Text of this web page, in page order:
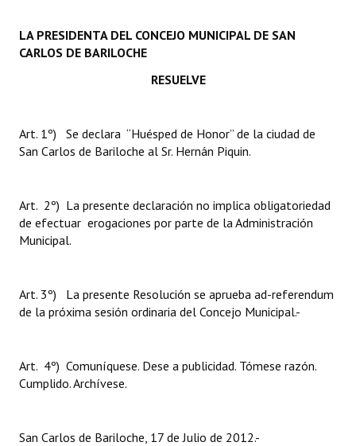
LA PRESIDENTA DEL CONCEJO MUNICIPAL DE SAN
CARLOS DE BARILOCHE
RESUELVE
Art. 1º) Se declara “Huésped de Honor” de la ciudad de
San Carlos de Bariloche al Sr. Hernán Piquin.
Art. 2º) La presente declaración no implica obligatoriedad
de efectuar erogaciones por parte de la Administración
Municipal.
Art. 3º) La presente Resolución se aprueba ad-referendum
de la próxima sesión ordinaria del Concejo Municipal.-
Art. 4º) Comuníquese. Dese a publicidad. Tómese razón.
Cumplido. Archívese.
San Carlos de Bariloche, 17 de Julio de 2012.-